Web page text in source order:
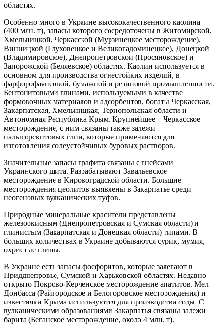
областях.
Особенно много в Украине высококачественного каолина
(400 млн. т), запасы которого сосредоточены в Житомирской,
Хмельницкой, Черкасской (Мурзинецкое месторождение),
Винницкой (Глуховецкое и Великогадоминецкое), Донецкой
(Владимировское), Днепропетровской (Просяновское) и
Запорожской (Беляевское) областях. Каолин используется в
основном для производства огнестойких изделий, в
фарфорофаянсовой, бумажной и резиновой промышленности.
Бентонитовыми глинами, используемыми в качестве
формовочных материалов и адсорбентов, богаты Черкасская,
Закарпатская, Хмельницкая, Тернопольская области и
Автономная Республика Крым. Крупнейшее – Черкасское
месторождение, с ним связаны также залежи
палыгорскитовых глин, которые применяются для
изготовления солеустойчивых буровых растворов.
Значительные запасы графита связаны с гнейсами
Украинского щита. Разрабатывают Завальевское
месторождение в Кировоградской области. Большие
месторождения цеолитов выявлены в Закарпатье среди
неогеновых вулканических туфов.
Природные минеральные красители представлены
железоокисным (Днепропетровская и Сумская области) и
глинистым (Закарпатская и Донецкая области) типами. В
больших количествах в Украине добываются сурик, мумия,
охристые глины.
В Украине есть запасы фосфоритов, которые залегают в
Придднепровье, Сумской и Харьковской областях. Недавно
открыто Покрово-Керченское месторождение апатитов. Мел
Донбасса (Райгородское и Белогоровское месторождения) и
известняки Крыма используются для производства соды. С
вулканическими образованиями Закарпатья связаны залежи
барита (Беганское месторождение, около 4 млн. т).